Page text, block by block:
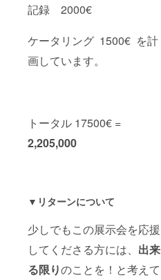
記録 2000€
ケータリング 1500€ を計
画しています。
トータル 17500€ =
2,205,000
▼リターンについて
少しでもこの展示会を応援
してくださる方には、 出来
る限りのことを！ と考えて